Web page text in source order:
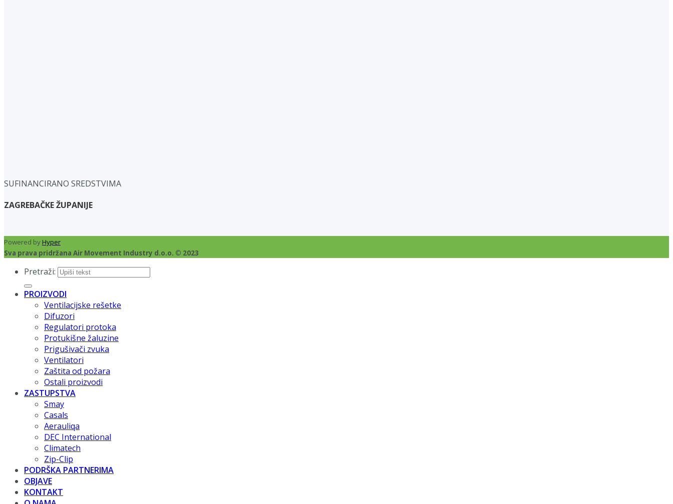
SUFINANCIRANO SREDSTVIMA
ZAGREBAČKE ŽUPANIJE
Powered byHyper
Sva prava pridržana Air Movement Industry d.o.o. © 2023
Pretraži:
PROIZVODI
Ventilacijske rešetke
Difuzori
Regulatori protoka
Protukišne žaluzine
Prigušivači zvuka
Ventilatori
Zaštita od požara
Ostali proizvodi
ZASTUPSTVA
Smay
Casals
Aerauliqa
DEC International
Climatech
Zip-Clip
PODRŠKA PARTNERIMA
OBJAVE
KONTAKT